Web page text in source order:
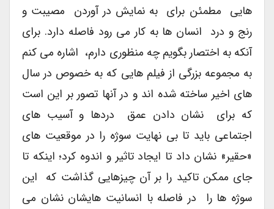
هایی مطمئن برای به نمایش در آوردن مصیبت و
رنج و درد انسان ها به کار می رود فاصله دارد. برای
آنکه به اختصار بگویم چه منظوری دارم، اشاره می کنم
به مجموعه بزرگی از فیلم هایی که به خصوص در سال
های اخیر ساخته شده اند و در آنها تصور بر این است
که برای نشان دادن عمق دردها و آسیب های
اجتماعی باید تا بی نهایت سوژه را در موقعیت های
«حقیر» نشان داد تا ایجاد تاثیر و اندوه کرد؛ اینکه تا
جای ممکن تاکید را بر آن چیزهایی گذاشت که این
سوژه ها را در فاصله با انسانیت هایشان نشان می